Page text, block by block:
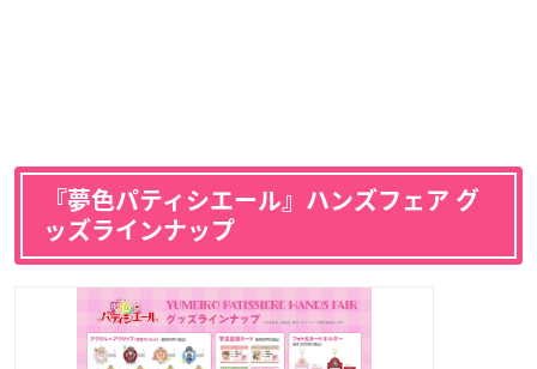
『夢色パティシエール』ハンズフェア グ
ッズラインナップ